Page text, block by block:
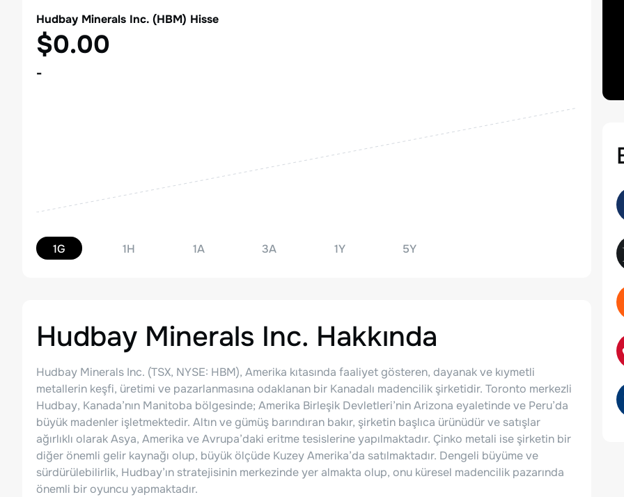
Hudbay Minerals Inc. (HBM) Hisse
$0.00
-
1G 1H 1A 3A 1Y 5Y
Hudbay Minerals Inc. Hakkında
Hudbay Minerals Inc. (TSX, NYSE: HBM), Amerika kıtasında faaliyet gösteren, dayanak ve kıymetli
metallerin keşfi, üretimi ve pazarlanmasına odaklanan bir Kanadalı madencilik şirketidir. Toronto merkezli
Hudbay, Kanada’nın Manitoba bölgesinde; Amerika Birleşik Devletleri’nin Arizona eyaletinde ve Peru’da
büyük madenler işletmektedir. Altın ve gümüş barındıran bakır, şirketin başlıca ürünüdür ve satışlar
ağırlıklı olarak Asya, Amerika ve Avrupa’daki eritme tesislerine yapılmaktadır. Çinko metali ise şirketin bir
diğer önemli gelir kaynağı olup, büyük ölçüde Kuzey Amerika’da satılmaktadır. Dengeli büyüme ve
sürdürülebilirlik, Hudbay’ın stratejisinin merkezinde yer almakta olup, onu küresel madencilik pazarında
önemli bir oyuncu yapmaktadır.